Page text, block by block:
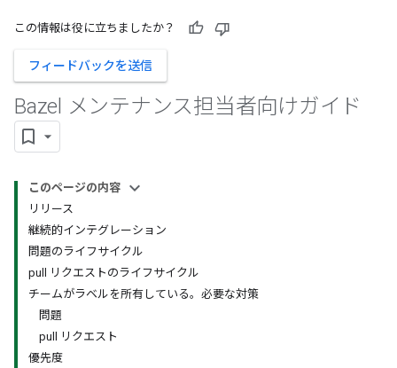
この情報は役に立ちましたか？
フィードバックを送信
Bazel メンテナンス担当者向けガイド
このページの内容
リリース
継続的インテグレーション
問題のライフサイクル
pull リクエストのライフサイクル
チームがラベルを所有している。必要な対策
問題
pull リクエスト
優先度